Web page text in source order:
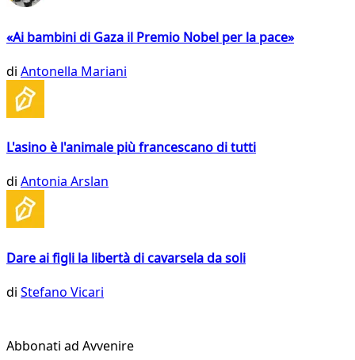
«Ai bambini di Gaza il Premio Nobel per la pace»
di Antonella Mariani
L'asino è l'animale più francescano di tutti
di Antonia Arslan
Dare ai figli la libertà di cavarsela da soli
di Stefano Vicari
Abbonati ad Avvenire